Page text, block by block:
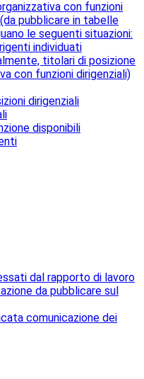
con funzioni
pubblicare in tabelle
le seguenti situazioni:
individuati
titolari di posizione
con funzioni dirigenziali)
dirigenziali
disponibili
dal rapporto di lavoro
da pubblicare sul
comunicazione dei